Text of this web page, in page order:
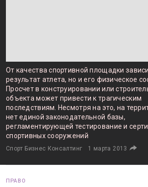
От качества спортивной площадки
результат атлета, но и его физическое
Просчет в конструировании или
объекта может привести к трагическим
последствиям. Несмотря на это, на
нет единой законодательной базы,
регламентирующей тестирование и
спортивных сооружений
Спорт Бизнес Консалтинг 1 марта 2013
ПРАВО